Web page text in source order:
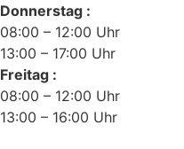
Donnerstag :
08:00 – 12:00 Uhr
13:00 – 17:00 Uhr
Freitag :
08:00 – 12:00 Uhr
13:00 – 16:00 Uhr